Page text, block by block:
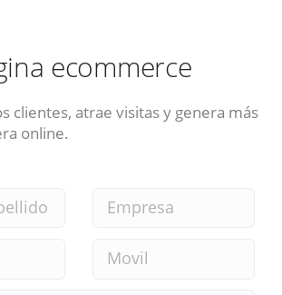
ecommerce
clientes, atrae visitas y genera más
online.